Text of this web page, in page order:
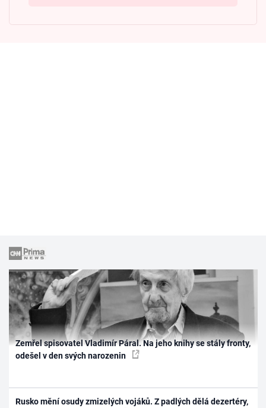
Zemřel spisovatel Vladimír Páral. Na jeho knihy se stály fronty,
odešel v den svých narozenin
Rusko mění osudy zmizelých vojáků. Z padlých dělá dezertéry,